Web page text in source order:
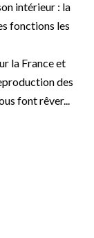
intérieur : la
fonctions les
la France et
des
font rêver...